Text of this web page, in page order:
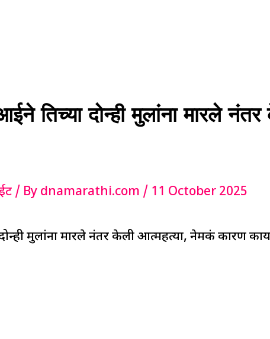
तिच्या दोन्ही मुलांना मारले नंतर
/ By dnamarathi.com / 11 October 2025
मुलांना मारले नंतर केली आत्महत्या, नेमकं कारण